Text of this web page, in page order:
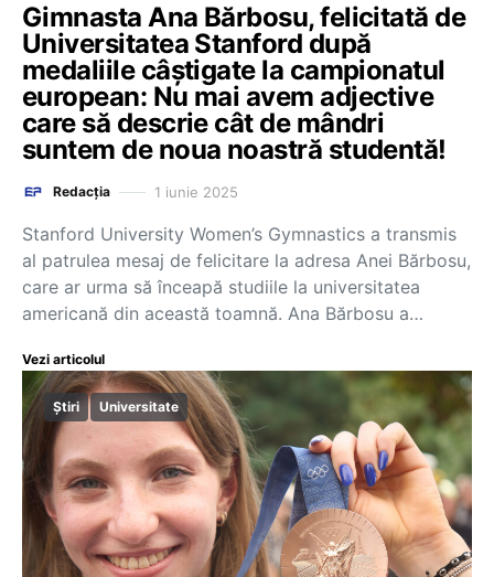
Gimnasta Ana Bărbosu, felicitată de
Universitatea Stanford după
medaliile câștigate la campionatul
european: Nu mai avem adjective
care să descrie cât de mândri
suntem de noua noastră studentă!
Redacția 1 iunie 2025
Stanford University Women’s Gymnastics a transmis
al patrulea mesaj de felicitare la adresa Anei Bărbosu,
care ar urma să înceapă studiile la universitatea
americană din această toamnă. Ana Bărbosu a…
Vezi articolul
Știri Universitate